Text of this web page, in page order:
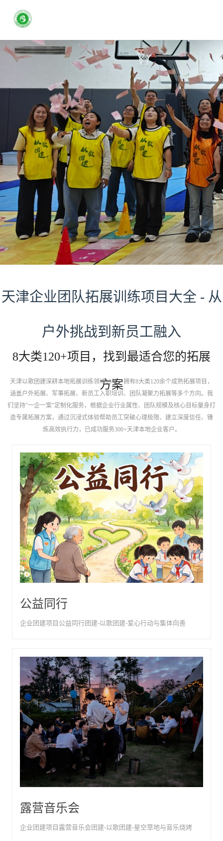
天津企业团队拓展训练项目大全 - 从
户外挑战到新员工融入
8大类120+项目，找到最适合您的拓展
方案
天津以歌团建深耕本地拓展训练领域10年，拥有8大类120余个成熟拓展项目，
涵盖户外拓展、军事拓展、新员工入职培训、团队凝聚力拓展等多个方向。我
们坚持"一企一案"定制化服务，根据企业行业属性、团队规模及核心目标量身打
造专属拓展方案，通过沉浸式体验帮助员工突破心理极限、建立深度信任、锤
炼高效执行力，已成功服务300+天津本地企业客户。
公益同行
企业团建项目公益同行团建-以歌团建-爱心行动与集体向善
露营音乐会
企业团建项目露营音乐会团建-以歌团建-星空草地与音乐烧烤